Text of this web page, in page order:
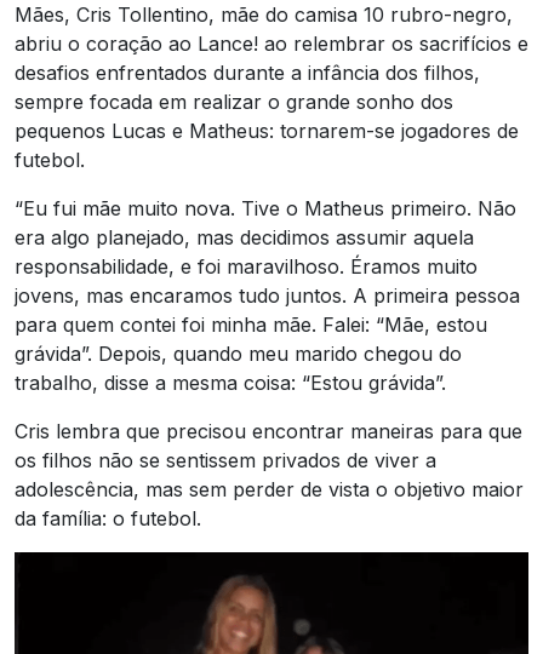
Mães, Cris Tollentino, mãe do camisa 10 rubro-negro,
abriu o coração ao Lance! ao relembrar os sacrifícios e
desafios enfrentados durante a infância dos filhos,
sempre focada em realizar o grande sonho dos
pequenos Lucas e Matheus: tornarem-se jogadores de
futebol.
“Eu fui mãe muito nova. Tive o Matheus primeiro. Não
era algo planejado, mas decidimos assumir aquela
responsabilidade, e foi maravilhoso. Éramos muito
jovens, mas encaramos tudo juntos. A primeira pessoa
para quem contei foi minha mãe. Falei: “Mãe, estou
grávida”. Depois, quando meu marido chegou do
trabalho, disse a mesma coisa: “Estou grávida”.
Cris lembra que precisou encontrar maneiras para que
os filhos não se sentissem privados de viver a
adolescência, mas sem perder de vista o objetivo maior
da família: o futebol.